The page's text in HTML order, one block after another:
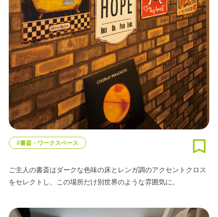
#書斎・ワークスペース
ご主人の書斎はダークな色味の床とレンガ調のアクセントクロス
をセレクトし、この場所だけ別世界のような雰囲気に。